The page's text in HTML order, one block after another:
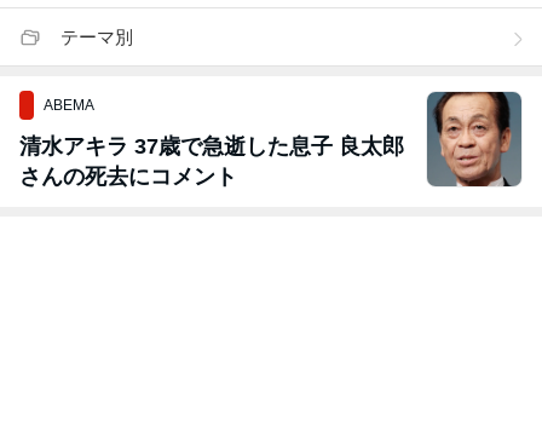
テーマ別
ABEMA
清水アキラ 37歳で急逝した息子 良太郎
さんの死去にコメント